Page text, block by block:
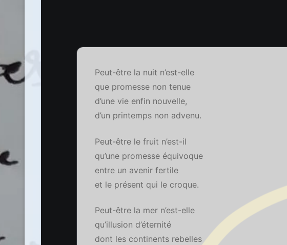
Peut-être la nuit n’est-elle
que promesse non tenue
d’une vie enfin nouvelle,
d’un printemps non advenu.
Peut-être le fruit n’est-il
qu’une promesse équivoque
entre un avenir fertile
et le présent qui le croque.
Peut-être la mer n’est-elle
qu’illusion d’éternité
dont les continents rebelles